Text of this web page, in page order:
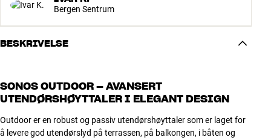
Bergen Sentrum
BESKRIVELSE
SONOS OUTDOOR – AVANSERT
UTENDØRSHØYTTALER I ELEGANT DESIGN
Outdoor er en robust og passiv utendørshøyttaler som er laget for
å levere god utendørslyd på terrassen, på balkongen, i båten og